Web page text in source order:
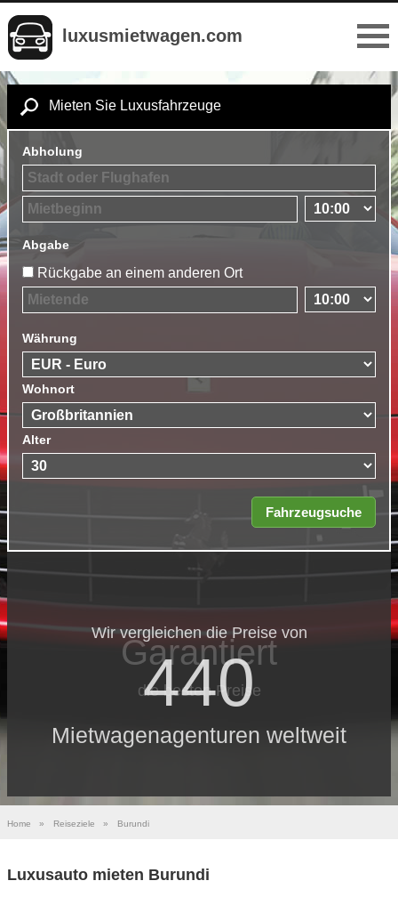
luxusmietwagen.com
Mieten Sie Luxusfahrzeuge
Abholung
Abgabe
Rückgabe an einem anderen Ort
Währung
Wohnort
Alter
Wir vergleichen die Preise von
440
Mietwagenagenturen weltweit
Garantiert
die besten Preise
Home » Reiseziele » Burundi
Luxusauto mieten Burundi